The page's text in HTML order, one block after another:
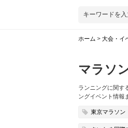
ホーム > 大会・イ
マラソ
ランニングに関す
ングイベント情報
東京マラソン